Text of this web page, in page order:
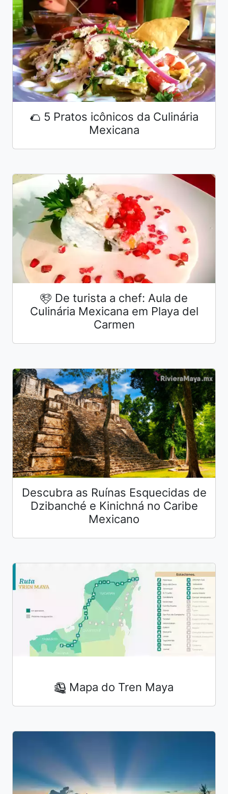
🌮 5 Pratos icônicos da Culinária
Mexicana
De turista a chef: Aula de
Culinária Mexicana em Playa del
Carmen
Descubra as Ruínas Esquecidas de
Dzibanché e Kinichná no Caribe
Mexicano
Mapa do Tren Maya